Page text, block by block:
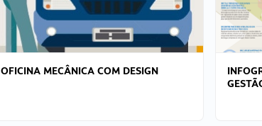
OFICINA MECÂNICA COM DESIGN